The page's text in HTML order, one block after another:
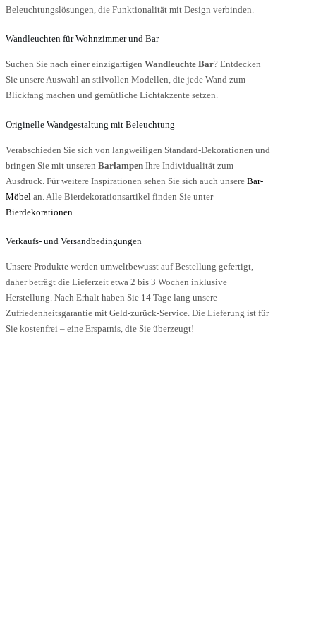
Beleuchtungslösungen, die Funktionalität mit Design verbinden.
Wandleuchten für Wohnzimmer und Bar
Suchen Sie nach einer einzigartigen Wandleuchte Bar? Entdecken
Sie unsere Auswahl an stilvollen Modellen, die jede Wand zum
Blickfang machen und gemütliche Lichtakzente setzen.
Originelle Wandgestaltung mit Beleuchtung
Verabschieden Sie sich von langweiligen Standard-Dekorationen und
bringen Sie mit unseren Barlampen Ihre Individualität zum
Ausdruck. Für weitere Inspirationen sehen Sie sich auch unsere Bar-
Möbel an. Alle Bierdekorationsartikel finden Sie unter
Bierdekorationen
Verkaufs- und Versandbedingungen
Unsere Produkte werden umweltbewusst auf Bestellung gefertigt,
daher beträgt die Lieferzeit etwa 2 bis 3 Wochen inklusive
Herstellung. Nach Erhalt haben Sie 14 Tage lang unsere
Zufriedenheitsgarantie mit Geld-zurück-Service. Die Lieferung ist für
Sie kostenfrei – eine Ersparnis, die Sie überzeugt!